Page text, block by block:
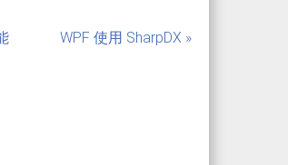
WPF 使用 SharpDX »